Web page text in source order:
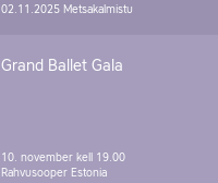
02.11.2025 Metsakalmistu
Grand Ballet Gala
10. november kell 19.00
Rahvusooper Estonia